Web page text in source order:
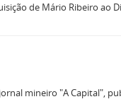
de Mário Ribeiro ao
mineiro "A Capital",